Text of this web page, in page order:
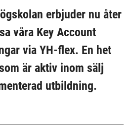
erbjuder nu åter
våra Key Account
via YH-flex. En het
är aktiv inom sälj
utbildning.